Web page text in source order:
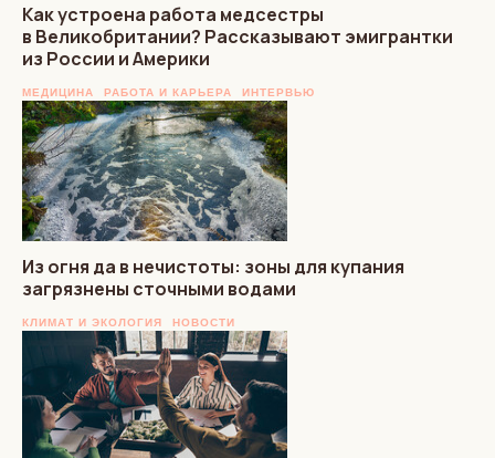
Как устроена работа медсестры
в Великобритании? Рассказывают эмигрантки
из России и Америки
МЕДИЦИНА РАБОТА И КАРЬЕРА ИНТЕРВЬЮ
Из огня да в нечистоты: зоны для купания
загрязнены сточными водами
КЛИМАТ И ЭКОЛОГИЯ НОВОСТИ